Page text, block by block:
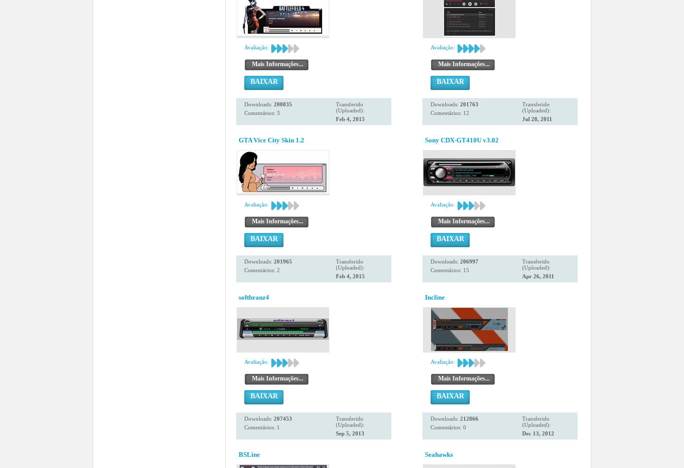
Avaliação:
Mais Informações...
BAIXAR
Downloads: 200035
Comentários: 3
Transferido
(Uploaded):
Feb 4, 2015
Avaliação:
Mais Informações...
BAIXAR
Downloads: 201763
Comentários: 12
Transferido
(Uploaded):
Jul 28, 2011
GTA Vice City Skin 1.2
Avaliação:
Mais Informações...
BAIXAR
Downloads: 201965
Comentários: 2
Transferido
(Uploaded):
Feb 4, 2015
Sony CDX-GT410U v3.02
Avaliação:
Mais Informações...
BAIXAR
Downloads: 206997
Comentários: 15
Transferido
(Uploaded):
Apr 26, 2011
softbrauz4
Avaliação:
Mais Informações...
BAIXAR
Downloads: 207453
Comentários: 1
Transferido
(Uploaded):
Sep 5, 2013
Incline
Avaliação:
Mais Informações...
BAIXAR
Downloads: 212866
Comentários: 0
Transferido
(Uploaded):
Dec 13, 2012
BSLine Seahawks